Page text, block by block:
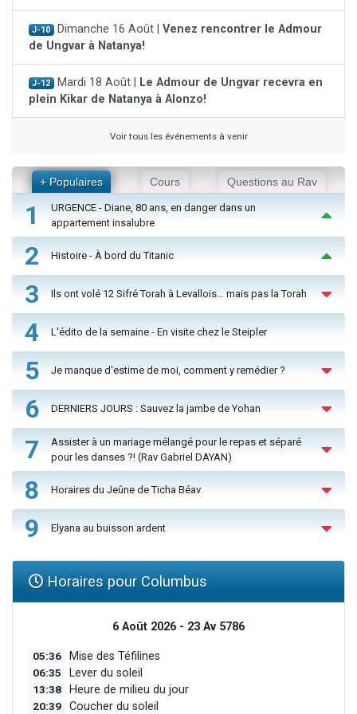
J-10 Dimanche 16 Août | Venez rencontrer le Admour
de Ungvar à Natanya!
J-12 Mardi 18 Août |
Le Admour de Ungvar recevra en
plein Kikar de Natanya à Alonzo!
Voir tous les événements à venir
+ Populaires Cours Questions au Rav
1
URGENCE - Diane, 80 ans, en danger dans un
appartement insalubre
2 Histoire - À bord du Titanic
3 Ils ont volé 12 Sifré Torah à Levallois… mais pas la Torah
4 L'édito de la semaine - En visite chez le Steipler
5 Je manque d'estime de moi, comment y remédier ?
6 DERNIERS JOURS : Sauvez la jambe de Yohan
7
Assister à un mariage mélangé pour le repas et séparé
pour les danses ?! (Rav Gabriel DAYAN)
8 Horaires du Jeûne de Ticha Béav
9 Elyana au buisson ardent
Horaires pour Columbus
6 Août 2026 - 23 Av 5786
05:36 Mise des Téfilines
06:35 Lever du soleil
13:38 Heure de milieu du jour
20:39 Coucher du soleil